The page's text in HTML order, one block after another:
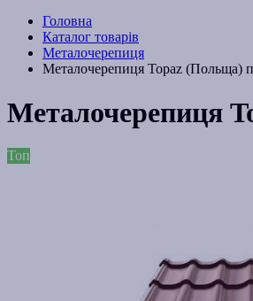
Головна
Каталог товарів
Металочерепиця
Металочерепиця Topaz (Польща)
Металочерепиця
Топ